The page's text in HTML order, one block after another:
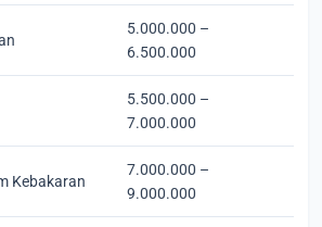
5.000.000 –
6.500.000
5.500.000 –
7.000.000
Kebakaran
7.000.000 –
9.000.000